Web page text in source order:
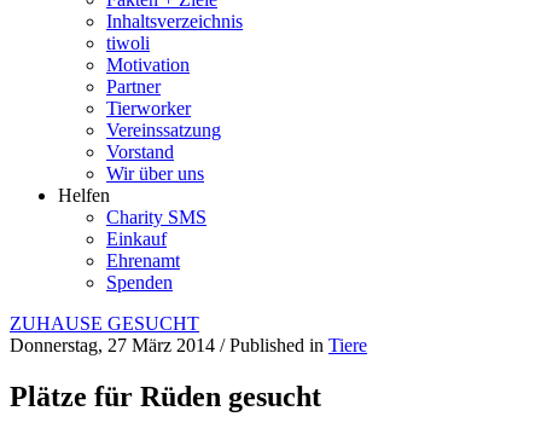
Inhaltsverzeichnis
tiwoli
Motivation
Partner
Tierworker
Vereinssatzung
Vorstand
Wir über uns
Helfen
Charity SMS
Einkauf
Ehrenamt
Spenden
ZUHAUSE GESUCHT
Donnerstag, 27 März 2014 /Published in Tiere
Plätze für Rüden gesucht